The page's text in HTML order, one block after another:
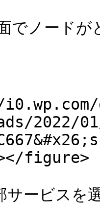
でノード
2022/
figure>
ービスを